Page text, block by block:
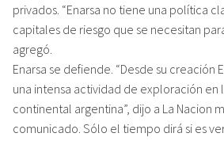
privados. “Enarsa no tiene una política
capitales de riesgo que se necesitan
agregó.
Enarsa se defiende. “Desde su creación
una intensa actividad de exploración en
continental argentina”, dijo a La Nacion
comunicado. Sólo el tiempo dirá si es